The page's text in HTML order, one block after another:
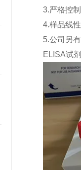
3.严格控
4.样品线
5.公司另
ELISA试